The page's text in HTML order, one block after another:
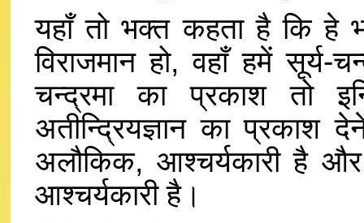
यहाँ तो भक्त कहता है कि हे
विराजमान हो, वहाँ हमें
चन्द्रमा का प्रकाश तो
अतीन्द्रियज्ञान का
अलौकिक, आश्चर्यकारी है
आश्चर्यकारी है।